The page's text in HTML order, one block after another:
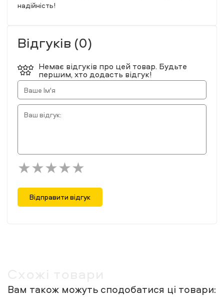
надійність!
Відгуків (0)
Немає відгуків про цей товар. Будьте
першим, хто додасть відгук!
Відправити відгук
Вам також можуть сподобатися ці товари: